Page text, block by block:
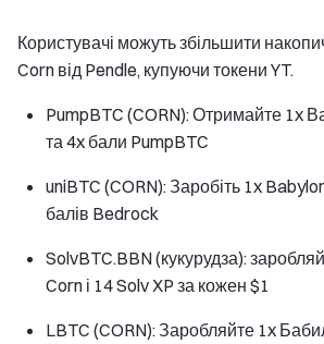
Користувачі можуть збільшити
Corn від Pendle, купуючи токени YT.
PumpBTC (CORN): Отримайте 1x
та 4x бали PumpBTC
uniBTC (CORN): Заробіть 1x
балів Bedrock
SolvBTC.BBN (кукурудза):
Corn і 14 Solv XP за кожен $1
LBTC (CORN): Заробляйте 1x